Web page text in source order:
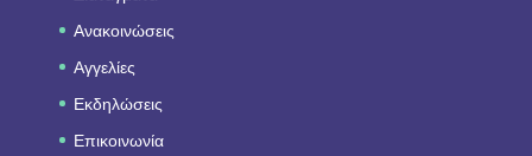
Ανακοινώσεις
Αγγελίες
Εκδηλώσεις
Επικοινωνία